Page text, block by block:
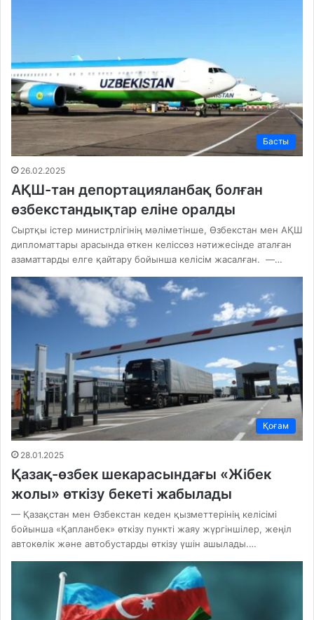
Басты
26.02.2025
АҚШ-тан депортацияланбақ болған
өзбекстандықтар еліне оралды
Сыртқы істер министрлігінің мәліметінше, Өзбекстан мен АҚШ
дипломаттары арасында өткен келіссөз нәтижесінде аталған
азаматтарды елге қайтару бойынша келісім жасалған. —…
Қоғам
28.01.2025
Қазақ-өзбек шекарасындағы «Жібек
жолы» өткізу бекеті жабылады
— Қазақстан мен Өзбекстан кеден қызметтерінің келісімі
бойынша «Қапланбек» өткізу пункті жаяу жүргіншілер, жеңіл
автокөлік және автобустарды өткізу үшін ашылады.…